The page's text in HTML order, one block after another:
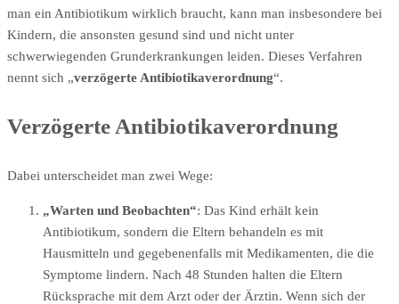
man ein Antibiotikum wirklich braucht, kann man insbesondere bei
Kindern, die ansonsten gesund sind und nicht unter
schwerwiegenden Grunderkrankungen leiden. Dieses Verfahren
nennt sich „verzögerte Antibiotikaverordnung“.
Verzögerte Antibiotikaverordnung
Dabei unterscheidet man zwei Wege:
„Warten und Beobachten“: Das Kind erhält kein
Antibiotikum, sondern die Eltern behandeln es mit
Hausmitteln und gegebenenfalls mit Medikamenten, die die
Symptome lindern. Nach 48 Stunden halten die Eltern
Rücksprache mit dem Arzt oder der Ärztin. Wenn sich der